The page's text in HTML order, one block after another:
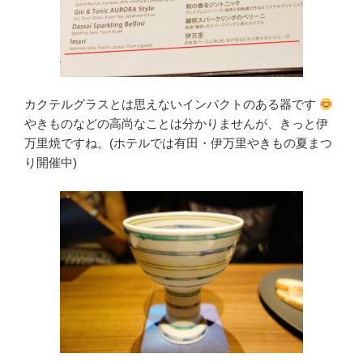
カクテルグラスとは思えないインパクトのある器です
やきものなどの高尚なことは分かりませんが、きっと伊
万里焼ですね。(ホテルでは有田・伊万里やきもの夏まつ
り開催中)